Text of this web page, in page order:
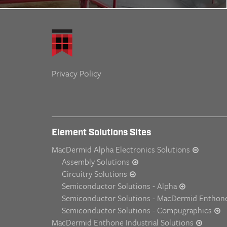
Privacy Policy
Element Solutions Sites
MacDermid Alpha Electronics Solutions
Assembly Solutions
Circuitry Solutions
Semiconductor Solutions - Alpha
Semiconductor Solutions - MacDermid
Semiconductor Solutions - Compugraphics
MacDermid Enthone Industrial Solutions